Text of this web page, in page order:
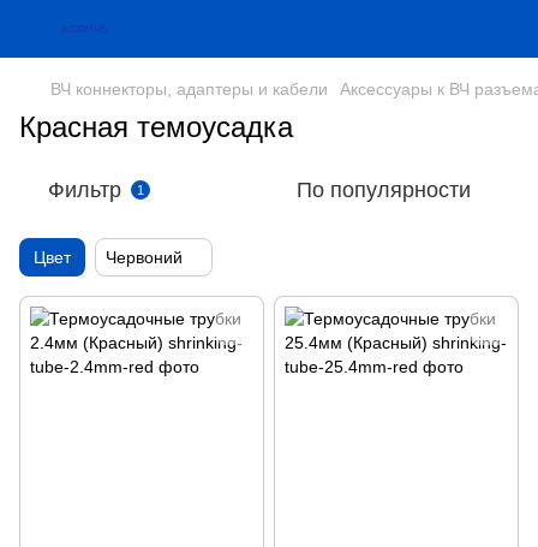
ВЧ коннекторы, адаптеры и кабели Аксессуары к ВЧ
Красная темоусадка
Фильтр 1 По популярности
Цвет Червоний